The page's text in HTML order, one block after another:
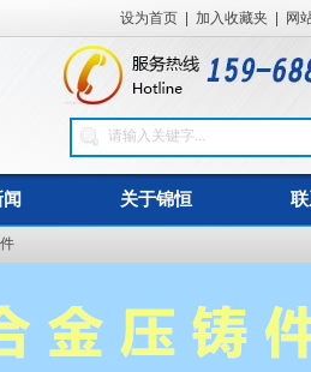
设为首页 加入收藏夹 网
关于锦恒